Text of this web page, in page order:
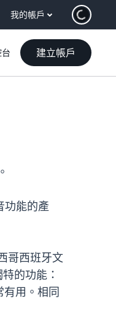
我的帳戶
建立帳戶
功能的產
哥西班牙文
的功能：
用。相同